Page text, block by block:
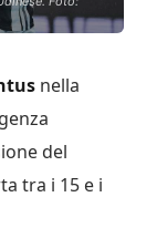
nella
del
tra i 15 e i